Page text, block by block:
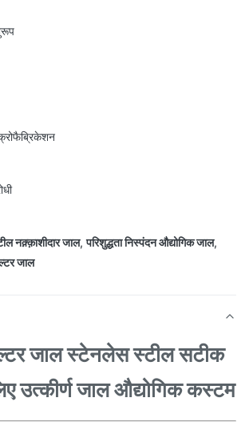
नक़्क़ाशीदार जाल,परिशुद्धता निस्पंदन औद्योगिक जाल,
जाल
जाल स्टेनलेस स्टील सटीक
उत्कीर्ण जाल औद्योगिक कस्टम